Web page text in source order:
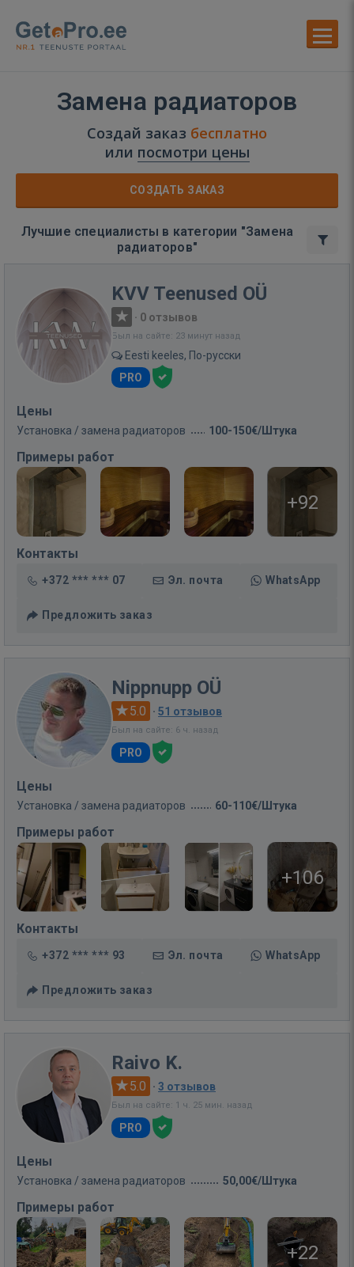
Замена радиаторов
Создай заказ бесплатно
или посмотри цены
СОЗДАТЬ ЗАКАЗ
Лучшие специалисты в категории "Замена
радиаторов"
KVV Teenused OÜ
· 0 отзывов
Был на сайте: 23 минут назад
Eesti keeles, По-русски
PRO
Цены
Установка / замена радиаторов 100-150€/Штука
Примеры работ
+92
Контакты
+372 *** *** 07 Эл. почта WhatsApp
Предложить заказ
Nippnupp OÜ
5.0 · 51 отзывов
Был на сайте: 6 ч. назад
PRO
Цены
Установка / замена радиаторов 60-110€/Штука
Примеры работ
+106
Контакты
+372 *** *** 93 Эл. почта WhatsApp
Предложить заказ
Raivo K.
5.0 · 3 отзывов
Был на сайте: 1 ч. 25 мин. назад
PRO
Цены
Установка / замена радиаторов 50,00€/Штука
Примеры работ
+22